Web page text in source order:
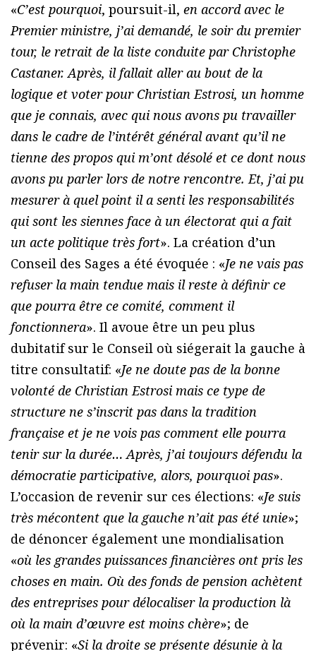
«C’est pourquoi, poursuit-il, en accord avec le
Premier ministre, j’ai demandé, le soir du premier
tour, le retrait de la liste conduite par Christophe
Castaner. Après, il fallait aller au bout de la
logique et voter pour Christian Estrosi, un homme
que je connais, avec qui nous avons pu travailler
dans le cadre de l’intérêt général avant qu’il ne
tienne des propos qui m’ont désolé et ce dont nous
avons pu parler lors de notre rencontre. Et, j’ai pu
mesurer à quel point il a senti les responsabilités
qui sont les siennes face à un électorat qui a fait
un acte politique très fort». La création d’un
Conseil des Sages a été évoquée : «Je ne vais pas
refuser la main tendue mais il reste à définir ce
que pourra être ce comité, comment il
fonctionnera». Il avoue être un peu plus
dubitatif sur le Conseil où siégerait la gauche à
titre consultatif: «Je ne doute pas de la bonne
volonté de Christian Estrosi mais ce type de
structure ne s’inscrit pas dans la tradition
française et je ne vois pas comment elle pourra
tenir sur la durée… Après, j’ai toujours défendu la
démocratie participative, alors, pourquoi pas».
L’occasion de revenir sur ces élections: «Je suis
très mécontent que la gauche n’ait pas été unie»;
de dénoncer également une mondialisation
«où les grandes puissances financières ont pris les
choses en main. Où des fonds de pension achètent
des entreprises pour délocaliser la production là
où la main d’œuvre est moins chère»; de
prévenir: «Si la droite se présente désunie à la